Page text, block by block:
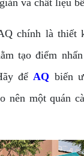
và chất liệu
chính là thiết
tạo điểm
đểAQ biến
nên một quán